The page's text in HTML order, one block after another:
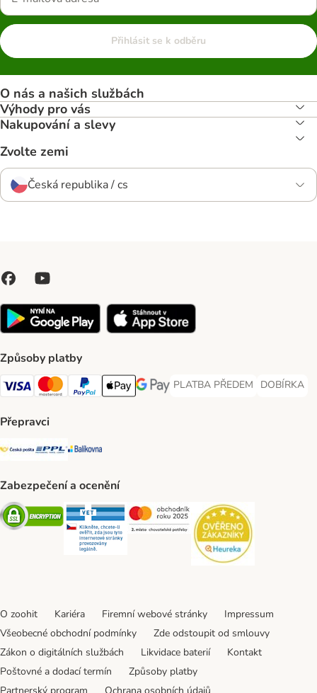
Přihlásit se k odběru
O nás a našich službách
Výhody pro vás
Nakupování a slevy
Zvolte zemi
Česká republika / cs
Způsoby platby
Visa Payment Method
Mastercard Payment Method
PayPal Payment Method
Apple pay Payment Method
GooglePay Payment Method
PLATBA PŘEDEM
PLATBA PŘEDEM Payment
DOBÍRKA
DOBÍRKA
Přepravci
Česká pošta Shipping Method
PPL Shipping Method
Balíkovna Shipping Method
Zabezpečení a ocenění
Security Security Security
O zoohit Kariéra Firemní webové stránky
Impressum
Všeobecné obchodní podmínky
Zde odstoupit od smlouvy
Zákon o digitálních službách
Likvidace baterií
Kontakt
Poštovné a dodací termín
Způsoby platby